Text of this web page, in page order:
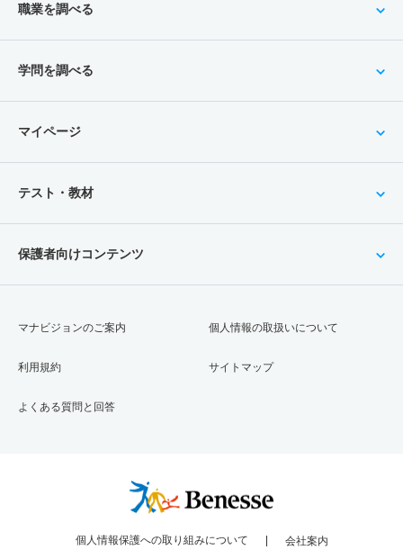
職業を調べる
学問を調べる
マイページ
テスト・教材
保護者向けコンテンツ
マナビジョンのご案内
利用規約
よくある質問と回答
個人情報の取扱いについて
サイトマップ
個人情報保護への取り組みについて 会社案内